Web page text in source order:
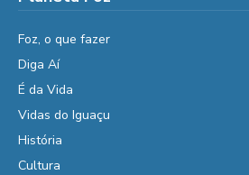
Foz, o que fazer
Diga Aí
É da Vida
Vidas do Iguaçu
História
Cultura